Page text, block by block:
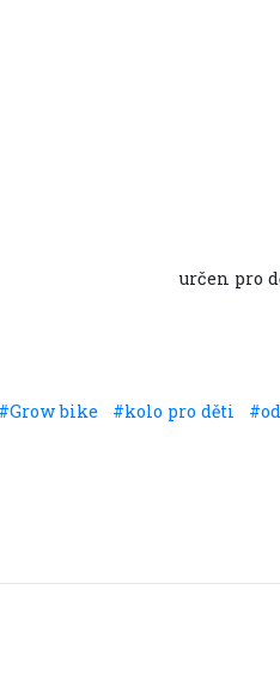
určen pro
#Grow bike #kolo pro děti